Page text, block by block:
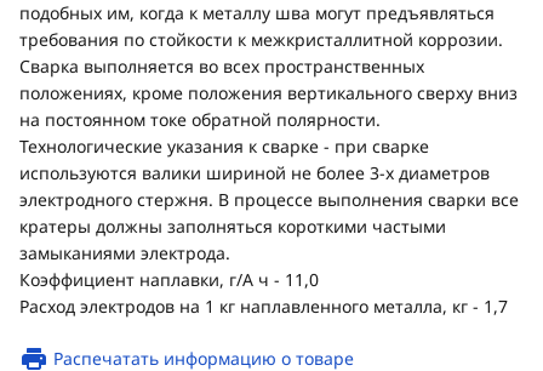
подобных им, когда к металлу шва могут предъявляться
требования по стойкости к межкристаллитной коррозии.
Сварка выполняется во всех пространственных
положениях, кроме положения вертикального сверху вниз
на постоянном токе обратной полярности.
Технологические указания к сварке - при сварке
используются валики шириной не более 3-х диаметров
электродного стержня. В процессе выполнения сварки все
кратеры должны заполняться короткими частыми
замыканиями электрода.
Коэффициент наплавки, г/А ч - 11,0
Расход электродов на 1 кг наплавленного металла, кг - 1,7
Распечатать информацию о товаре